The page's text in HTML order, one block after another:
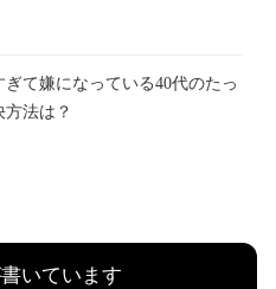
ぎて嫌になっている40代のたっ
方法は？
いています